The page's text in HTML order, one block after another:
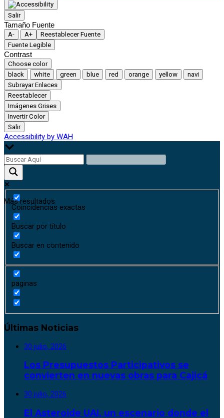
Salir
Tamaño Fuente
A- A+
Reestablecer Fuente
Fuente Legible
Contrast
Choose color
black
white green blue red orange yellow
navi
Subrayar Enlaces
Reestablecer
Imágenes Grises
Invertir Color
Salir
Accessibility by WAH
Más resultados
Coincidencias exactas
Buscar por título
Buscar en contenido
paginas
Últimas Noticias
30 julio, 2026
Los Presupuestos Participativos se
convierten en nuevas obras para Cajicá
30 julio, 2026
El Asteroide UAI, un escenario donde el